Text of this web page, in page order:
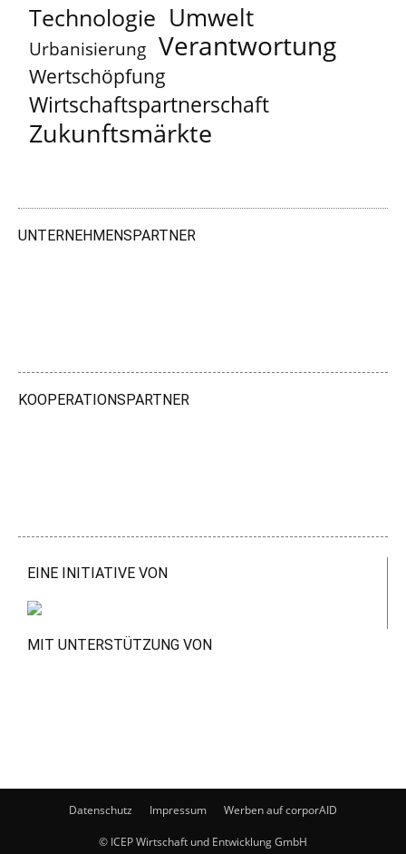
Technologie Umwelt
Urbanisierung Verantwortung
Wertschöpfung
Wirtschaftspartnerschaft
Zukunftsmärkte
UNTERNEHMENSPARTNER
KOOPERATIONSPARTNER
EINE INITIATIVE VON
MIT UNTERSTÜTZUNG VON
Datenschutz Impressum Werben auf corporAID
© ICEP Wirtschaft und Entwicklung GmbH